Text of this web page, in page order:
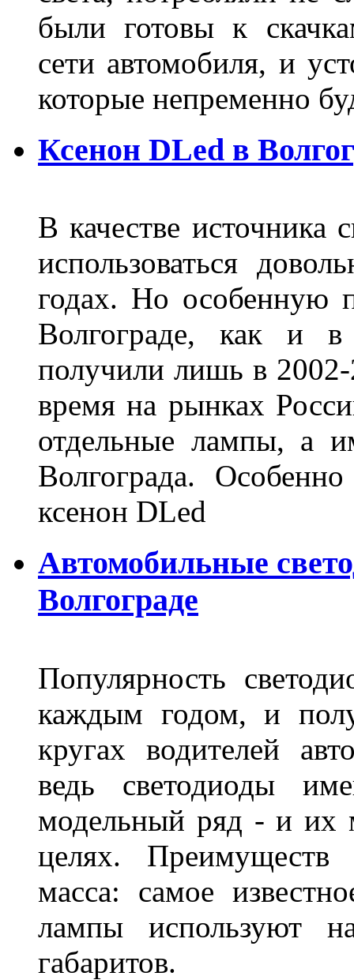
были готовы к
сети автомобиля, и
которые непременно
Ксенон DLed в
В качестве источника
использоваться
годах. Но особенную
Волгограде, как и
получили лишь в
время на рынках
отдельные лампы, а
Волгограда.
ксенон DLed
Автомобильные
Волгограде
Популярность
каждым годом, и
кругах водителей
ведь светодиоды
модельный ряд - и их
целях.
масса: самое
лампы используют
габаритов.